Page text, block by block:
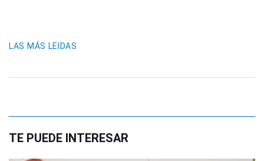
LAS MÁS LEIDAS
TE PUEDE INTERESAR